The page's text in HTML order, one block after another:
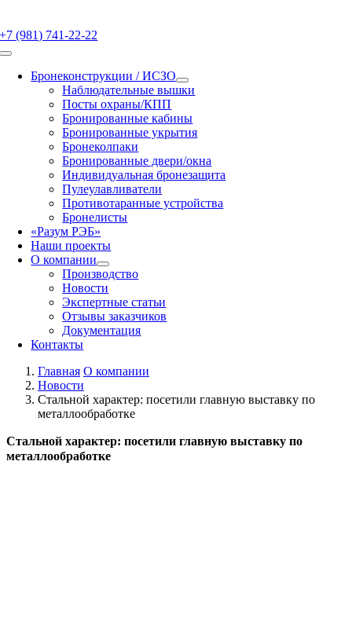
content
+7 (981) 741-22-22
Toggle
NavigationБронеконструкции / ИСЗО
Наблюдательные вышки
Посты охраны/КПП
Бронированные кабины
Бронированные укрытия
Бронеколпаки
Бронированные двери/окна
Индивидуальная бронезащита
Пулеулавливатели
Противотаранные устройства
Бронелисты
«Разум РЭБ»
Наши проекты
О компании
Производство
Новости
Экспертные статьи
Отзывы заказчиков
Документация
Контакты
Главная О компании
Новости
Стальной характер: посетили главную выставку по
металлообработке
Стальной характер: посетили главную выставку по
металлообработке